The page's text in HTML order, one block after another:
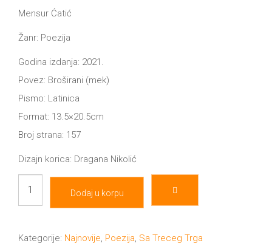
Trgni
Mensur Ćatić
Žanr: Poezija
Godina izdanja: 2021.
Povez: Broširani (mek)
Pismo: Latinica
Format: 13.5×20.5cm
Broj strana: 157
Dizajn korica: Dragana Nikolić
filma
Dodaj u korpu
Kategorije: Najnovije, Poezija, Sa Treceg Trga